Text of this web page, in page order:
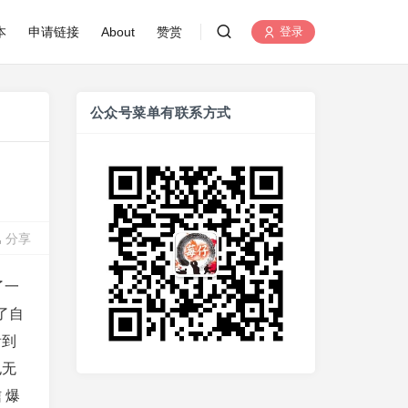
申请链接 About 赞赏 登录
分享
一
自
爆
公众号菜单有联系方式